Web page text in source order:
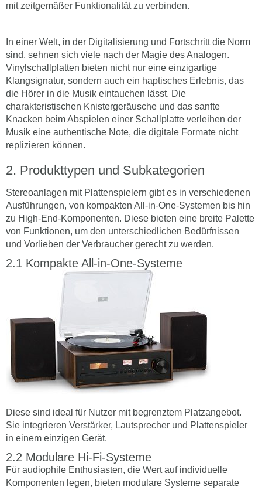
mit zeitgemäßer Funktionalität zu verbinden.
In einer Welt, in der Digitalisierung und Fortschritt die Norm
sind, sehnen sich viele nach der Magie des Analogen.
Vinylschallplatten bieten nicht nur eine einzigartige
Klangsignatur, sondern auch ein haptisches Erlebnis, das
die Hörer in die Musik eintauchen lässt. Die
charakteristischen Knistergeräusche und das sanfte
Knacken beim Abspielen einer Schallplatte verleihen der
Musik eine authentische Note, die digitale Formate nicht
replizieren können.
Produkttypen und Subkategorien
Stereoanlagen mit Plattenspielern gibt es in verschiedenen
Ausführungen, von kompakten All-in-One-Systemen bis hin
zu High-End-Komponenten. Diese bieten eine breite Palette
von Funktionen, um den unterschiedlichen Bedürfnissen
und Vorlieben der Verbraucher gerecht zu werden.
Kompakte All-in-One-Systeme
Diese sind ideal für Nutzer mit begrenztem Platzangebot.
Sie integrieren Verstärker, Lautsprecher und Plattenspieler
in einem einzigen Gerät.
Modulare Hi-Fi-Systeme
Für audiophile Enthusiasten, die Wert auf individuelle
Komponenten legen, bieten modulare Systeme separate